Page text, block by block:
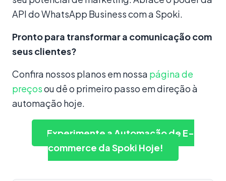
API do WhatsApp Business com a Spoki.
Pronto para transformar a comunicação com
seus clientes?
Confira nossos planos em nossa página de
preçosou dê o primeiro passo em direção à
automação hoje.
Experimente a Automação de E-
commerce da Spoki Hoje!